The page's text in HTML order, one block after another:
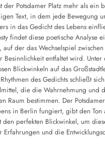
der Potsdamer Platz mehr als ein
Text, in dem jede Bewegung
in das Gedicht des Lebens
findet diese poetische Analyse
auf der das Wechselspiel
Besinnlichkeit entfaltet wird. Unter
Blickwinkeln auf das
des Gedichts schließt
die die Wahrnehmung und
Raum bestimmen. Der
in Berlin fungiert, gibt den
den perfekten Blickwinkel, um
und die